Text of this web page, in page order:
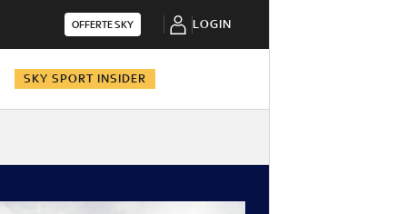
OFFERTE SKY LOGIN
SKY SPORT INSIDER